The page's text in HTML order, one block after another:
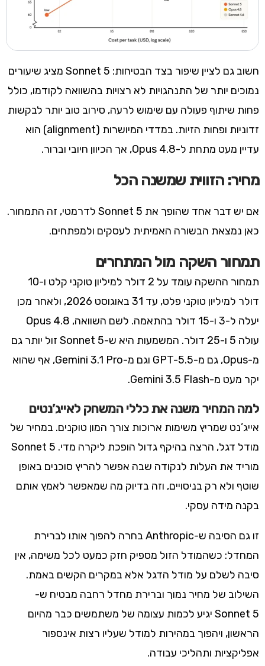
חשוב גם לציין שיפור בצד הבטיחות: Sonnet 5 מציג שיעורים
נמוכים יותר של התנהגויות לא רצויות בהשוואה לקודמו, כולל
פחות שיתוף פעולה עם שימוש לרעה, סירוב טוב יותר לבקשות
זדוניות ופחות הזיות. במדדי המיושרות (alignment) הוא
עדיין מעט מתחת ל-Opus 4.8, אך הכיוון חיובי וברור.
מחיר: הזווית שמשנה הכל
אם יש דבר אחד שהופך את Sonnet 5 לדרמטי, זה התמחור.
כאן נמצאת הבשורה האמיתית לעסקים ולמפתחים.
תמחור השקה מול המתחרים
תמחור ההשקה עומד על 2 דולר למיליון טוקני קלט ו-10
דולר למיליון טוקני פלט, עד 31 באוגוסט 2026, ולאחר מכן
יעלה ל-3 ו-15 דולר בהתאמה. לשם השוואה, Opus 4.8
עולה 5 ו-25 דולר. המשמעות היא ש-Sonnet 5 זול יותר גם
מ-Opus, גם מ-GPT-5.5 וגם מ-Gemini 3.1 Pro, אף שהוא
יקר מעט מ-Gemini 3.5 Flash.
למה המחיר משנה את כללי המשחק לאייג’נטים
אייג’נט שמריץ משימות ארוכות צורך המון טוקנים. במחיר של
מודל דגל, הרצה בהיקף גדול הופכת ליקרה מדי. Sonnet 5
מוריד את העלות לנקודה שבה אפשר להריץ סוכנים באופן
שוטף ולא רק בניסויים, וזה בדיוק מה שמאפשר לאמץ אותם
בקנה מידה עסקי.
זו גם הסיבה ש-Anthropic בחרה להפוך אותו לברירת
המחדל: כשהמודל הזול מספיק חזק כמעט לכל משימה, אין
סיבה לשלם על מודל הדגל אלא במקרים הקשים באמת.
השילוב של מחיר נמוך וברירת מחדל רחבה מבטיח ש-
Sonnet 5 יגיע לכמות עצומה של משתמשים כבר מהיום
הראשון, ויהפוך במהירות למודל שעליו רצות אינספור
אפליקציות ותהליכי עבודה.